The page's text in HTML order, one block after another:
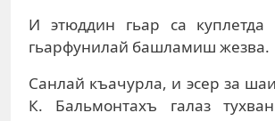
И этюддин гьар са
гьарфунилай башламиш жезва.
Санлай къачурла, и эсер за
К. Бальмонтахъ галаз